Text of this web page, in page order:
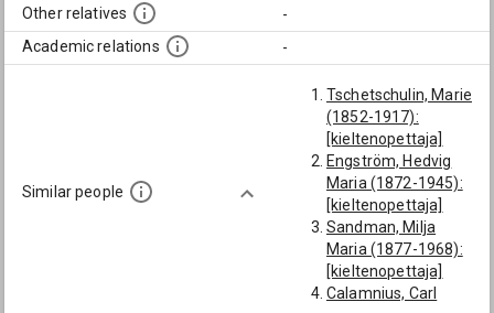
Other relatives
-
Academic relations
-
Similar people
Tschetschulin, Marie
(1852-1917):
[kieltenopettaja]
Engström, Hedvig
Maria (1872-1945):
[kieltenopettaja]
Sandman, Milja
Maria (1877-1968):
[kieltenopettaja]
Calamnius, Carl